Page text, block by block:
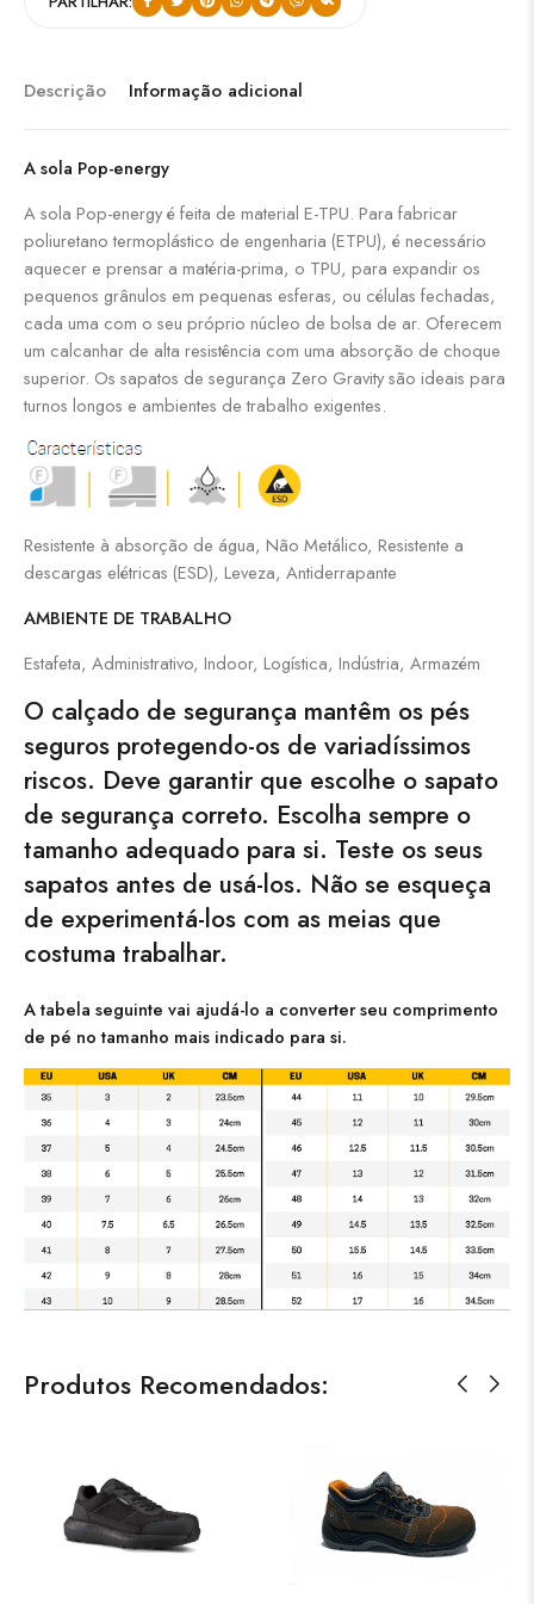
Descrição Informação adicional
A sola Pop-energy
A sola Pop-energy é feita de material E-TPU. Para fabricar
poliuretano termoplástico de engenharia (ETPU), é necessário
aquecer e prensar a matéria-prima, o TPU, para expandir os
pequenos grânulos em pequenas esferas, ou células fechadas,
cada uma com o seu próprio núcleo de bolsa de ar. Oferecem
um calcanhar de alta resistência com uma absorção de choque
superior. Os sapatos de segurança Zero Gravity são ideais para
turnos longos e ambientes de trabalho exigentes.
Resistente à absorção de água, Não Metálico, Resistente a
descargas elétricas (ESD), Leveza, Antiderrapante
AMBIENTE DE TRABALHO
Estafeta, Administrativo, Indoor, Logística, Indústria, Armazém
O calçado de segurança mantêm os pés
seguros protegendo-os de variadíssimos
riscos. Deve garantir que escolhe o sapato
de segurança correto. Escolha sempre o
tamanho adequado para si. Teste os seus
sapatos antes de usá-los. Não se esqueça
de experimentá-los com as meias que
costuma trabalhar.
A tabela seguinte vai ajudá-lo a converter seu comprimento
de pé no tamanho mais indicado para si.
Produtos Recomendados: